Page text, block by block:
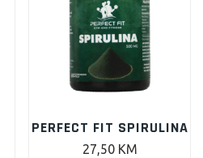
PERFECT FIT SPIRULINA
27,50 KM